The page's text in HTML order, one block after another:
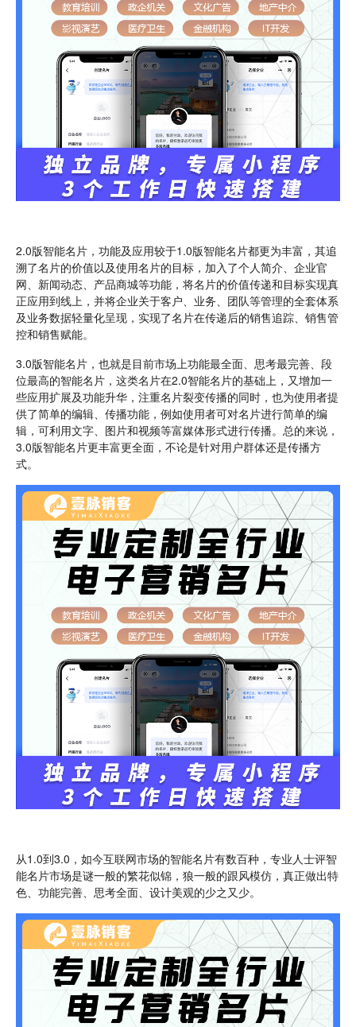
2.0版智能名片，功能及应用较于1.0版智能名片都更为丰富，其追
溯了名片的价值以及使用名片的目标，加入了个人简介、企业官
网、新闻动态、产品商城等功能，将名片的价值传递和目标实现真
正应用到线上，并将企业关于客户、业务、团队等管理的全套体系
及业务数据轻量化呈现，实现了名片在传递后的销售追踪、销售管
控和销售赋能。
3.0版智能名片，也就是目前市场上功能最全面、思考最完善、段
位最高的智能名片，这类名片在2.0智能名片的基础上，又增加一
些应用扩展及功能升华，注重名片裂变传播的同时，也为使用者提
供了简单的编辑、传播功能，例如使用者可对名片进行简单的编
辑，可利用文字、图片和视频等富媒体形式进行传播。总的来说，
3.0版智能名片更丰富更全面，不论是针对用户群体还是传播方
式。
从1.0到3.0，如今互联网市场的智能名片有数百种，专业人士评智
能名片市场是谜一般的繁花似锦，狼一般的跟风模仿，真正做出特
色、功能完善、思考全面、设计美观的少之又少。